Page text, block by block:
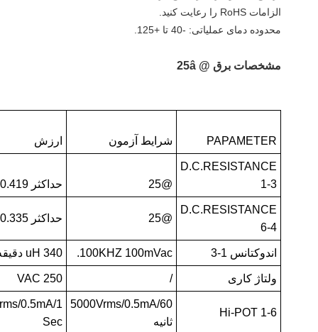
الزامات RoHS را رعایت کنید.
محدوده دمای عملیاتی: -40 تا +125.
مشخصات برق @ 25â
PAPAMETER شرایط آزمون ارزش
D.C.RESISTANCE
1-3
@25 حداکثر 0.419 اهم
D.C.RESISTANCE
6-4
@25 حداکثر 0.335 اهم
اندوکتانس 1-3 100KHZ 100mVac. 340 uH دقیقه
ولتاژ کاری /
250 VAC
Hi-POT 1-6
5000Vrms/0.5mA/60
ثانیه
0.5mA/1
Sec